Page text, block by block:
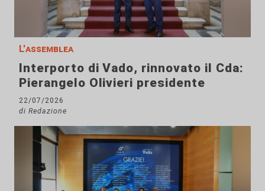
L'assemblea
Interporto di Vado, rinnovato il Cda:
Pierangelo Olivieri presidente
22/07/2026
di Redazione